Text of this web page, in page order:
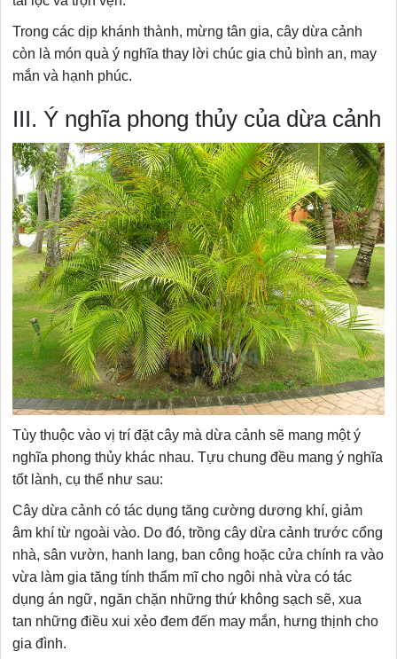
Trong các dịp khánh thành, mừng tân gia, cây dừa cảnh
còn là món quà ý nghĩa thay lời chúc gia chủ bình an, may
mắn và hạnh phúc.
III. Ý nghĩa phong thủy của dừa cảnh
Tùy thuộc vào vị trí đặt cây mà dừa cảnh sẽ mang một ý
nghĩa phong thủy khác nhau. Tựu chung đều mang ý nghĩa
tốt lành, cụ thể như sau:
Cây dừa cảnh có tác dụng tăng cường dương khí, giảm
âm khí từ ngoài vào. Do đó, trồng cây dừa cảnh trước cổng
nhà, sân vườn, hanh lang, ban công hoặc cửa chính ra vào
vừa làm gia tăng tính thẩm mĩ cho ngôi nhà vừa có tác
dụng án ngữ, ngăn chặn những thứ không sạch sẽ, xua
tan những điều xui xẻo đem đến may mắn, hưng thịnh cho
gia đình.